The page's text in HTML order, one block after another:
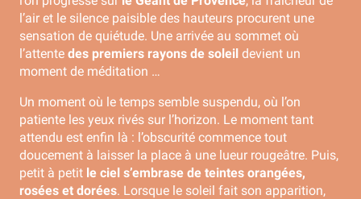
l’air et le silence paisible des hauteurs procurent une
sensation de quiétude. Une arrivée au sommet où
l’attente des premiers rayons de soleil devient un
moment de méditation …
Un moment où le temps semble suspendu, où l’on
patiente les yeux rivés sur l’horizon. Le moment tant
attendu est enfin là : l’obscurité commence tout
doucement à laisser la place à une lueur rougeâtre. Puis,
petit à petit le ciel s’embrase de teintes orangées,
rosées et dorées. Lorsque le soleil fait son apparition,